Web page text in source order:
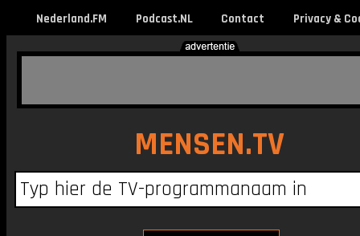
Nederland.FM Podcast.NL Contact Privacy &
MENSEN.TV